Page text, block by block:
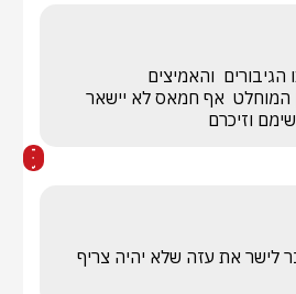
וזיכרם